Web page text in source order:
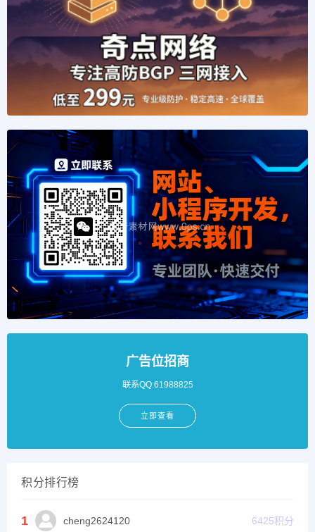
广告位招商
联系QQ:61988825
立即查看
积分排行榜
1 cheng2624120 6425积分